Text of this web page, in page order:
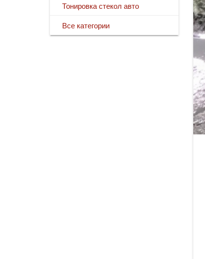
Тонировка стекол авто
Все категории